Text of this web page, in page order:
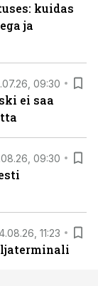
kuidas
ja
09:30
ei saa
09:30
11:23